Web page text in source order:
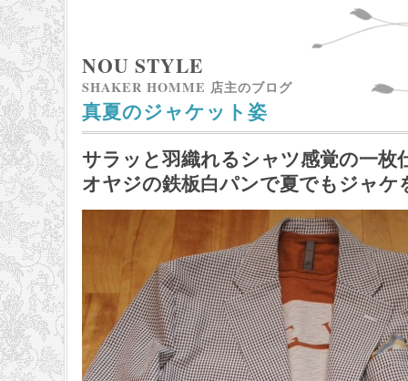
NOU STYLE
SHAKER HOMME 店主のブログ
真夏のジャケット姿
サラッと羽織れるシャツ感覚の一枚
オヤジの鉄板白パンで夏でもジャケ